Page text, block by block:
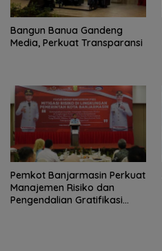
Bangun Banua Gandeng
Media, Perkuat Transparansi
Pemkot Banjarmasin Perkuat
Manajemen Risiko dan
Pengendalian Gratifikasi